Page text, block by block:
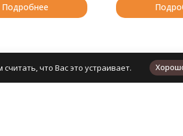
Подробнее
Контакты
что Вас это устраивает.